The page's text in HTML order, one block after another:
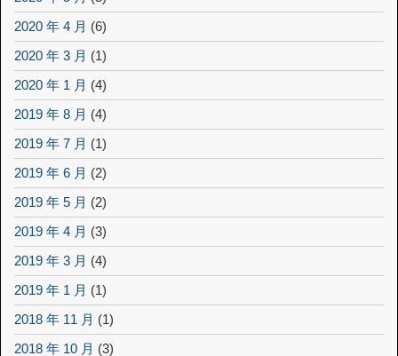
2020 年 4 月 (6)
2020 年 3 月 (1)
2020 年 1 月 (4)
2019 年 8 月 (4)
2019 年 7 月 (1)
2019 年 6 月 (2)
2019 年 5 月 (2)
2019 年 4 月 (3)
2019 年 3 月 (4)
2019 年 1 月 (1)
2018 年 11 月 (1)
2018 年 10 月 (3)